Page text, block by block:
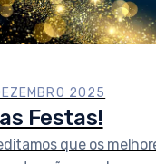
2025
Festas!
que os